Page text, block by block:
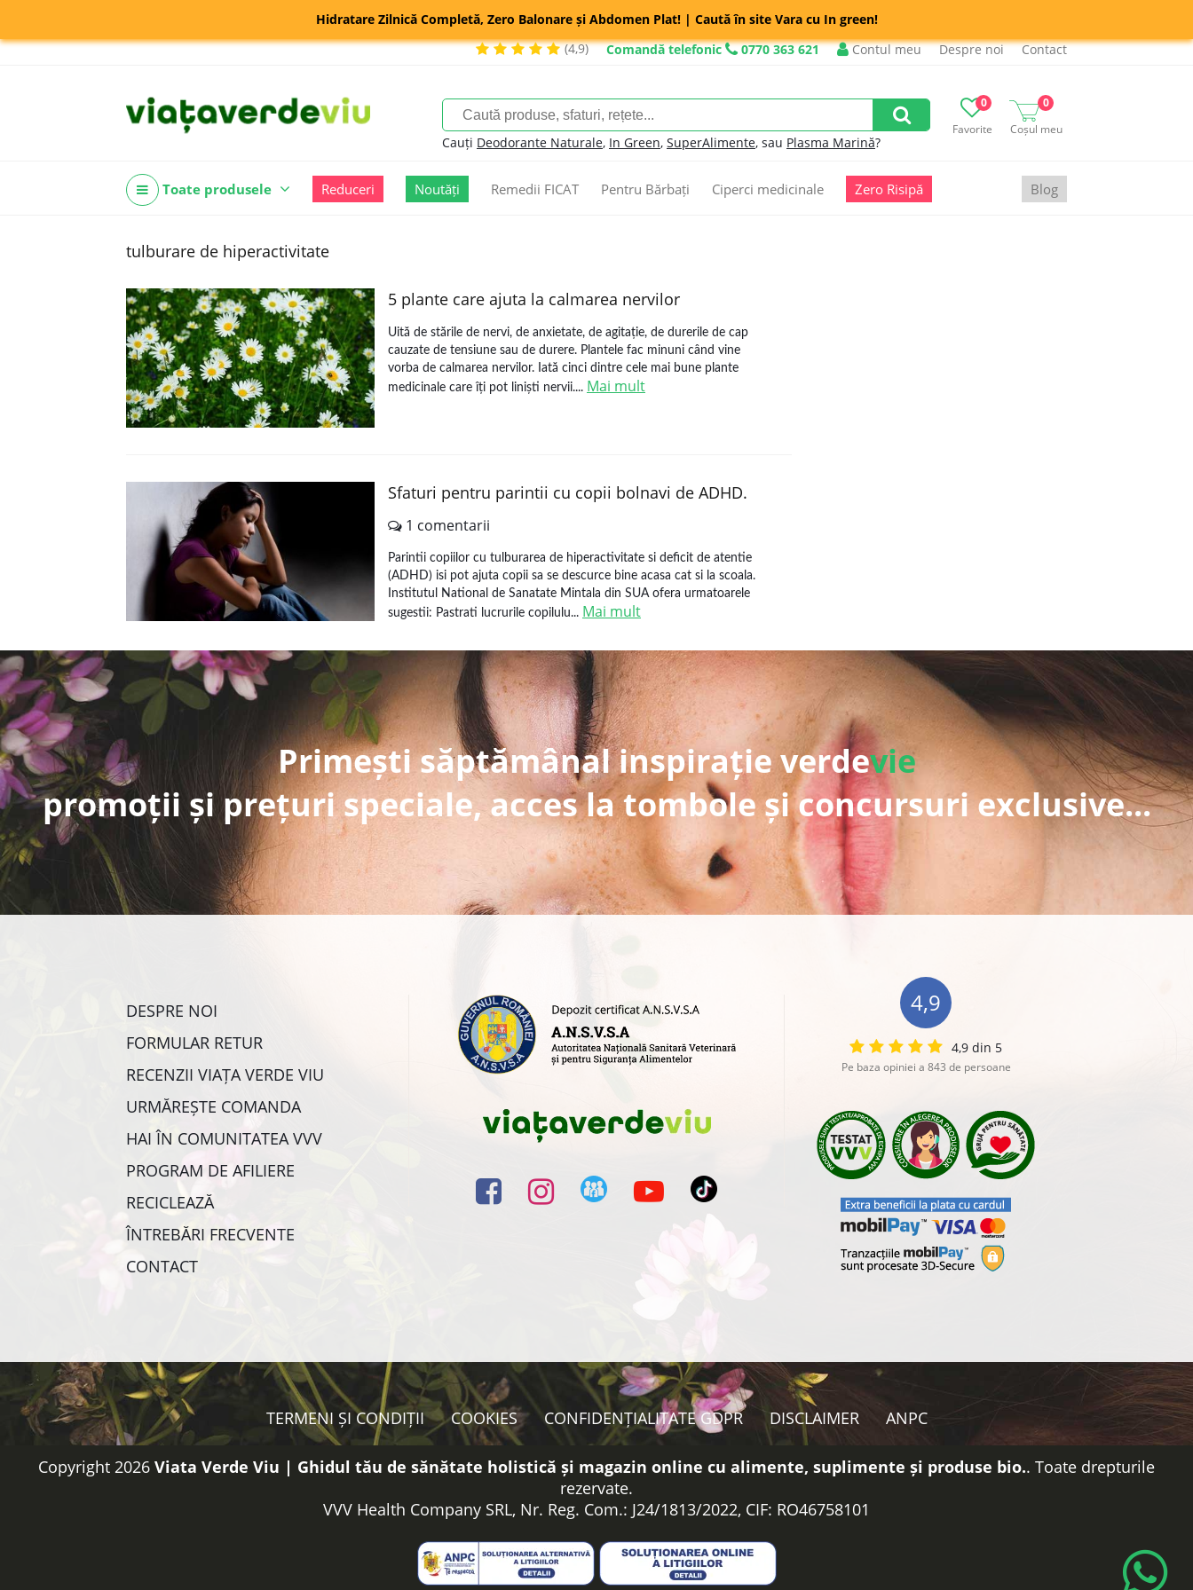
Hidratare Zilnică Completă, Zero Balonare și Abdomen Plat! | Caută în site Vara cu In green!
(4,9)
Comandă telefonic 0770 363 621 Contul meu Despre noi Contact
Favorite
0
Coșul meu
0
Cauți Deodorante Naturale, In Green, SuperAlimente, sau Plasma Marină?
Toate produsele Reduceri Noutăți Remedii FICAT Pentru Bărbați Ciperci medicinale Zero Risipă Blog
tulburare de hiperactivitate
5 plante care ajuta la calmarea nervilor
Uită de stările de nervi, de anxietate, de agitație, de durerile de cap
cauzate de tensiune sau de durere. Plantele fac minuni când vine
vorba de calmarea nervilor. Iată cinci dintre cele mai bune plante
medicinale care îți pot liniști nervii.... Mai mult
Sfaturi pentru parintii cu copii bolnavi de ADHD.
1 comentarii
Parintii copiilor cu tulburarea de hiperactivitate si deficit de atentie
(ADHD) isi pot ajuta copii sa se descurce bine acasa cat si la scoala.
Institutul National de Sanatate Mintala din SUA ofera urmatoarele
sugestii: Pastrati lucrurile copilulu... Mai mult
Primești săptămânal inspirație verdevie
promoții și prețuri speciale, acces la tombole și concursuri exclusive...
DESPRE NOI
FORMULAR RETUR
RECENZII VIAȚA VERDE VIU
URMĂREȘTE COMANDA
HAI ÎN COMUNITATEA VVV
PROGRAM DE AFILIERE
RECICLEAZĂ
ÎNTREBĂRI FRECVENTE
CONTACT
4,9
4,9 din 5
Pe baza opiniei a 843 de persoane
TERMENI ȘI CONDIȚII COOKIES CONFIDENȚIALITATE GDPR DISCLAIMER ANPC
Copyright 2026 Viata Verde Viu | Ghidul tău de sănătate holistică și magazin online cu alimente, suplimente și produse bio.. Toate drepturile
rezervate.
VVV Health Company SRL, Nr. Reg. Com.: J24/1813/2022, CIF: RO46758101